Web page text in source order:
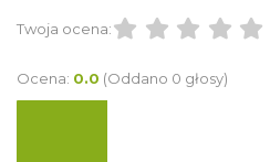
Twoja ocena:
Ocena: 0.0 (Oddano 0 głosy)